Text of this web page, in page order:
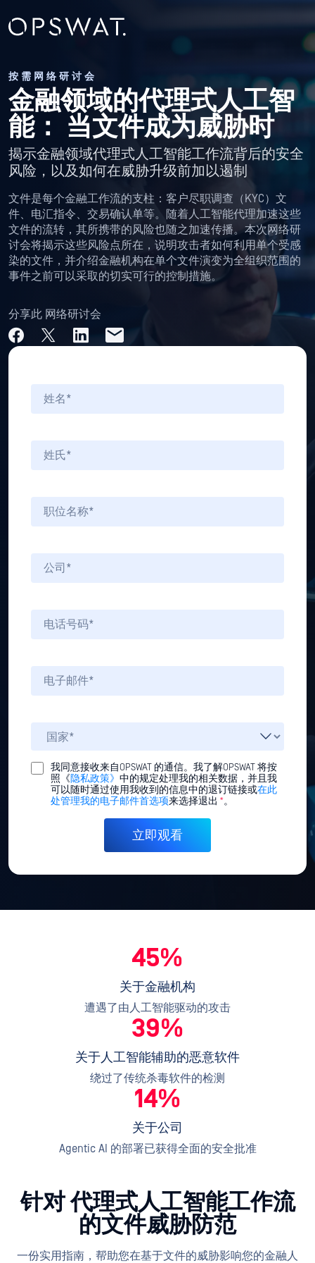
按需网络研讨会
金融领域的代理式人工智
能：
当文件成为威胁时
揭示金融领域代理式人工智能工作流背后的安全
风险，以及如何在威胁升级前加以遏制
文件是每个金融工作流的支柱：客户尽职调查（KYC）文
件、电汇指令、交易确认单等。随着人工智能代理加速这些
文件的流转，其所携带的风险也随之加速传播。本次网络研
讨会将揭示这些风险点所在，说明攻击者如何利用单个受感
染的文件，并介绍金融机构在单个文件演变为全组织范围的
事件之前可以采取的切实可行的控制措施。
分享此 网络研讨会
我同意接收来自OPSWAT 的通信。我了解OPSWAT 将按
照《隐私政策》 中的规定处理我的相关数据，并且我
可以随时通过使用我收到的信息中的退订链接或在此
处管理我的电子邮件首选项来选择退出 *。
45%
关于金融机构
遭遇了由人工智能驱动的攻击
39%
关于人工智能辅助的恶意软件
绕过了传统杀毒软件的检测
14%
关于公司
Agentic AI 的部署已获得全面的安全批准
针对 代理式人工智能工作流
的文件威胁防范
一份实用指南，帮助您在基于文件的威胁影响您的金融人